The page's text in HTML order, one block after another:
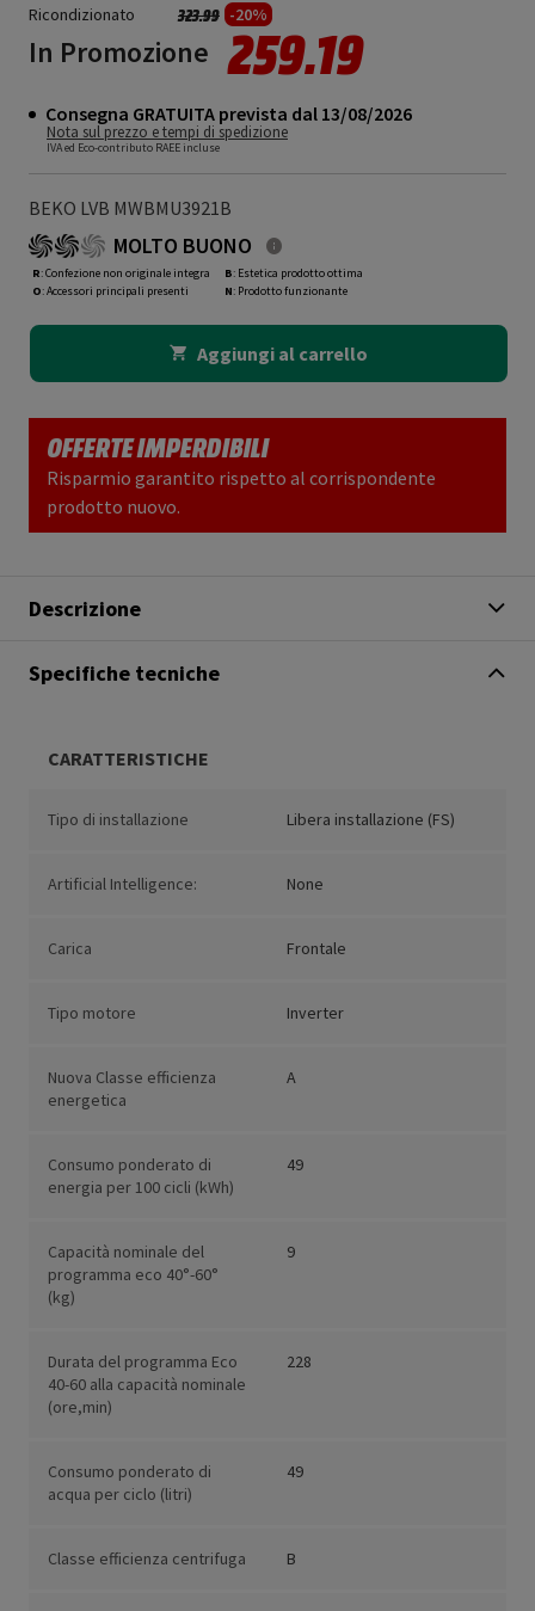
Ricondizionato
Prezzo ridotto da
323.99a -20%
In Promozione 259.19
Consegna GRATUITA prevista dal 13/08/2026
Nota sul prezzo e tempi di spedizione
IVA ed Eco-contributo RAEE incluse
BEKO LVB MWBMU3921B
MOLTO BUONO
R: Confezione non originale integra
O: Accessori principali presenti
B: Estetica prodotto ottima
N: Prodotto funzionante
Aggiungi al carrello
OFFERTE IMPERDIBILI
Risparmio garantito rispetto al corrispondente
prodotto nuovo.
Descrizione
Specifiche tecniche
CARATTERISTICHE
Tipo di installazione Libera installazione (FS)
Artificial Intelligence: None
Carica Frontale
Tipo motore Inverter
Nuova Classe efficienza
energetica
A
Consumo ponderato di
energia per 100 cicli (kWh)
49
Capacità nominale del
programma eco 40°-60°
(kg)
9
Durata del programma Eco
40-60 alla capacità nominale
(ore,min)
228
Consumo ponderato di
acqua per ciclo (litri)
49
Classe efficienza centrifuga B